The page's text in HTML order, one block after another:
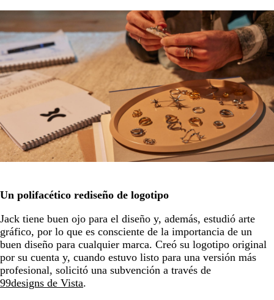
Un polifacético rediseño de logotipo
Jack tiene buen ojo para el diseño y, además, estudió arte
gráfico, por lo que es consciente de la importancia de un
buen diseño para cualquier marca. Creó su logotipo original
por su cuenta y, cuando estuvo listo para una versión más
profesional, solicitó una subvención a través de
99designs de Vista.